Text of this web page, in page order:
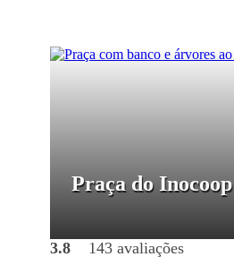
Praça do Inocoop
3.8 143 avaliações